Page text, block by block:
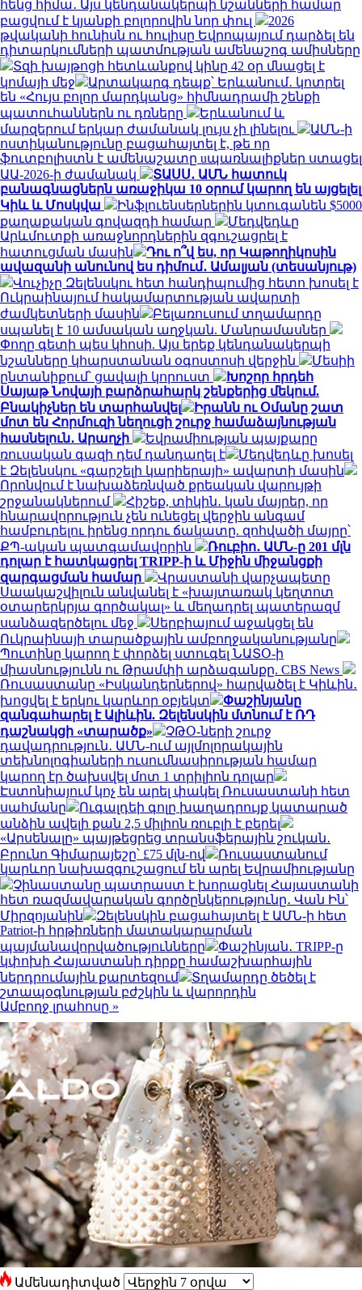
հենց հիմա․ Այս կենդանակերպի նշանների համար
բացվում է կյանքի բոլորովին նոր փուլ
2026
թվականի հունիսն ու հուլիսը Եվրոպայում դարձել են
դիտարկումների պատմության ամենաշոգ ամիսները
Տզի խայթոցի հետևանքով կինը 42 օր մնացել է
կոմայի մեջ
Արտակարգ դեպք՝ Երևանում․ կոտրել
են «Հույս բոլոր մարդկանց» հիմնադրամի շենքի
պատուհաններն ու դռները
Երևանում և
մարզերում երկար ժամանակ լույս չի լինելու
ԱՄՆ-ի
ոստիկանությունը բացահայտել է, թե որ
ֆուտբոլիստն է ամենաշատը uպառնալիքներ ստացել
ԱԱ-2026-ի ժամանակ
ՏԱՍՍ․ ԱՄՆ հատուկ
բանագնացներն առաջիկա 10 օրում կարող են այցելել
Կիև և Մոսկվա
Ինֆլուենսերներին կտուգանեն $5000
քաղաքական գովազդի համար
Մեդվեդևը
Արևմուտքի առաջնորդներին զգուշացրել է
հատուցման մասին
Դու ո՞վ ես, որ Կաթողիկոսին
ավազանի անունով ես դիմում․ Ամալյան (տեսանյութ)
Վուչիչը Զելենսկու հետ հանդիպումից հետո խոսել է
Ուկրաինայում հակամարտության ավարտի
ժամկետների մասին
Բելառուսում տղամարդը
սպանել է 10 ամսական աղջկան. Մանրամասներ
Փողը գետի պես կհոսի. Այս երեք կենդանակերպի
նշանները կհարստանան օգոստոսի վերջին
Մեսիի
ընտանիքում՝ ցավալի կորուստ
Խոշոր հրդեհ
Սայաթ Նովայի բարձրահարկ շենքերից մեկում.
Բնակիչներ են տարհանվել
Իրանն ու Օմանը շատ
մոտ են Հորմուզի նեղուցի շուրջ համաձայնության
հասնելուն․ Արաղչի
Եվրամիության պայքարը
ռուսական գազի դեմ դանդաղել է
Մեդվեդևը խոսել
է Զելենսկու «գարշելի կարիերայի» ավարտի մասին
Որոնվում է նախաձեռնված քրեական վարույթի
շրջանակներում
Հիշեք, տիկին․ կան մայրեր, որ
հնարավորություն չեն ունեցել վերջին անգամ
համբուրելու իրենց որդու ճակատը. զոհվածի մայրը՝
ՔՊ-ական պատգամավորին
Ռուբիո․ ԱՄՆ-ը 201 մլն
դոլար է հատկացրել TRIPP-ի և Միջին միջանցքի
զարգացման համար
Վրաստանի վարչապետը
Սաակաշվիլուն անվանել է «խայտառակ կեղտոտ
օտարերկրյա գործակալ» և մեղադրել պատերազմ
սանձազերծելու մեջ
Սերբիայում աջակցել են
Ուկրաինայի տարածքային ամբողջականությանը
Պուտինը կարող է փորձել ստուգել ՆԱՏՕ-ի
միասնությունն ու Թրամփի արձագանքը. CBS News
Ռուսաստանը «Իսկանդերներով» հարվածել է Կիևին․
խոցվել է երկու կարևոր օբյեկտ
Փաշինյանը
զանգահարել է Ալիևին. Զելենսկին մտնում է ՌԴ
դաշնակցի «տարածք»
ՉԹՕ-ների շուրջ
դավադրություն․ ԱՄՆ-ում այլմոլորակային
տեխնոլոգիաների ուսումնասիրության համար
կարող էր ծախսվել մոտ 1 տրիլիոն դոլար
Էստոնիայում կոչ են արել փակել Ռուսաստանի հետ
սահմանը
Ուգալդեի գոլը խաղադրույք կատարած
անձին ավելի քան 2,5 միլիոն ռուբլի է բերել
«Արսենալը» պայթեցրեց տրանսֆերային շուկան․
Բրունո Գիմարայեշը՝ £75 մլն-ով
Ռուսաստանում
կարևոր նախազգուշացում են արել Եվրամիությանը
Չինաստանը պատրաստ է խորացնել Հայաստանի
հետ ռազմավարական գործընկերությունը․ Վան Ին՝
Միրզոյանին
Զելենսկին բացահայտել է ԱՄՆ-ի հետ
Patriot-ի հրթիռների մատակարարման
պայմանավորվածությունները
Փաշինյան․ TRIPP-ը
կփոխի Հայաստանի դիրքը համաշխարհային
ներդրումային քարտեզում
Տղամարդը ծեծել է
շտապօգնության բժշկին և վարորդին
Ամբողջ լրահոսը »
Ամենադիտված